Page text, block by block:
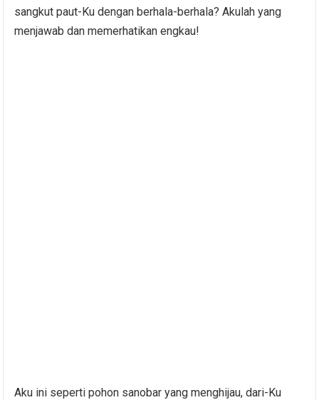
sangkut paut-Ku dengan berhala-berhala? Akulah yang
menjawab dan memerhatikan engkau!
Aku ini seperti pohon sanobar yang menghijau, dari-Ku